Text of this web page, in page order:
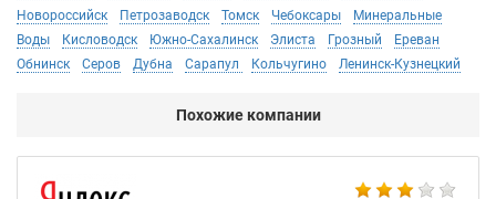
Новороссийск
Петрозаводск Томск Чебоксары
Минеральные
Воды
Кисловодск Южно-Сахалинск Элиста Грозный
Ереван
Обнинск
Серов Дубна Сарапул Кольчугино Ленинск-Кузнецкий
Похожие компании